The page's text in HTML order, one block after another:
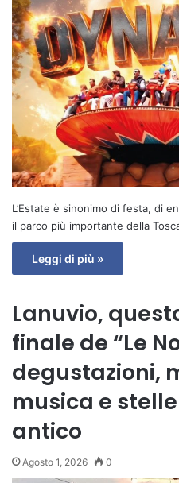
L’Estate è sinonimo di festa, di
il parco più importante della
Leggi di più »
Lanuvio,
finale de “Le
degustazioni,
musica e
antico
Agosto 1, 2026 0